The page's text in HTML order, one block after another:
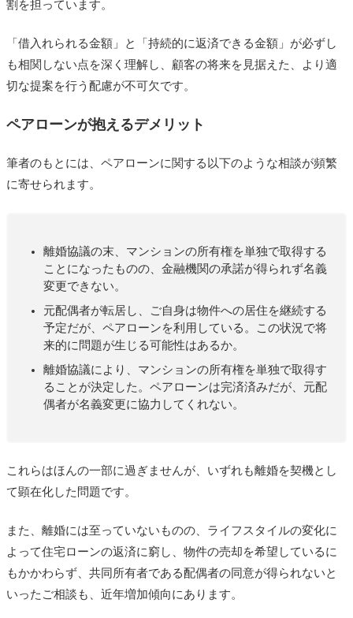
割を担っています。
「借入れられる金額」と「持続的に返済できる金額」が必ずし
も相関しない点を深く理解し、顧客の将来を見据えた、より適
切な提案を行う配慮が不可欠です。
ペアローンが抱えるデメリット
筆者のもとには、ペアローンに関する以下のような相談が頻繁
に寄せられます。
離婚協議の末、マンションの所有権を単独で取得する
ことになったものの、金融機関の承諾が得られず名義
変更できない。
元配偶者が転居し、ご自身は物件への居住を継続する
予定だが、ペアローンを利用している。この状況で将
来的に問題が生じる可能性はあるか。
離婚協議により、マンションの所有権を単独で取得す
ることが決定した。ペアローンは完済済みだが、元配
偶者が名義変更に協力してくれない。
これらはほんの一部に過ぎませんが、いずれも離婚を契機とし
て顕在化した問題です。
また、離婚には至っていないものの、ライフスタイルの変化に
よって住宅ローンの返済に窮し、物件の売却を希望しているに
もかかわらず、共同所有者である配偶者の同意が得られないと
いったご相談も、近年増加傾向にあります。